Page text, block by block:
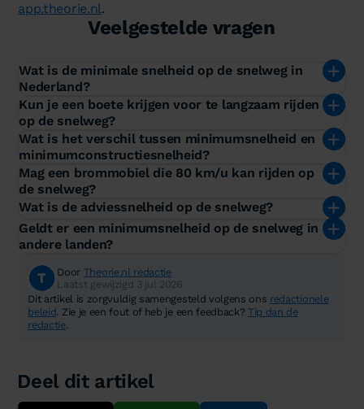
app.theorie.nl.
Veelgestelde vragen
Wat is de minimale snelheid op de snelweg in
Nederland?
Kun je een boete krijgen voor te langzaam rijden
op de snelweg?
Wat is het verschil tussen minimumsnelheid en
minimumconstructiesnelheid?
Mag een brommobiel die 80 km/u kan rijden op
de snelweg?
Wat is de adviessnelheid op de snelweg?
Geldt er een minimumsnelheid op de snelweg in
andere landen?
Door Theorie.nl redactie
Laatst gewijzigd 3 jul 2026
Dit artikel is zorgvuldig samengesteld volgens ons redactionele
beleid. Zie je een fout of heb je een feedback? Tip dan de
redactie.
Deel dit artikel